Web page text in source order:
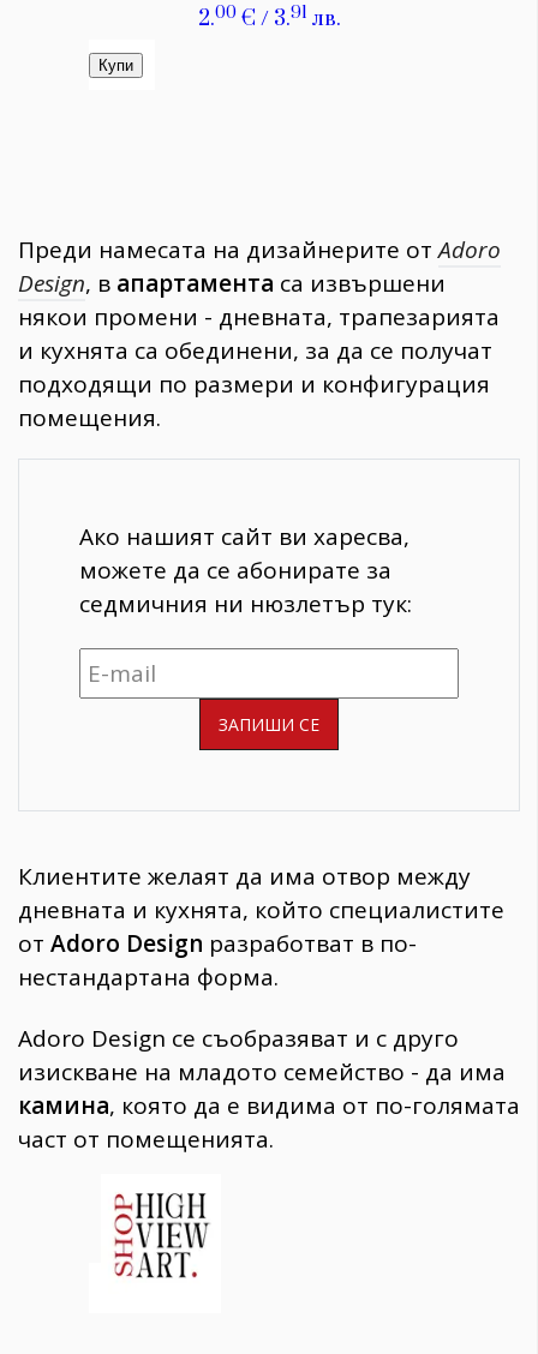
Преди намесата на дизайнерите отAdoro
Design, в апартамента са извършени
някои промени - дневната, трапезарията
и кухнята са обединени, за да се получат
подходящи по размери и конфигурация
помещения.
Ако нашият сайт ви харесва,
можете да се абонирате за
седмичния ни нюзлетър тук:
Клиентите желаят да има отвор между
дневната и кухнята, който специалистите
от Adoro Design разработват в по-
нестандартана форма.
Adoro Design се съобразяват и с друго
изискване на младото семейство - да има
камина, която да е видима от по-голямата
част от помещенията.